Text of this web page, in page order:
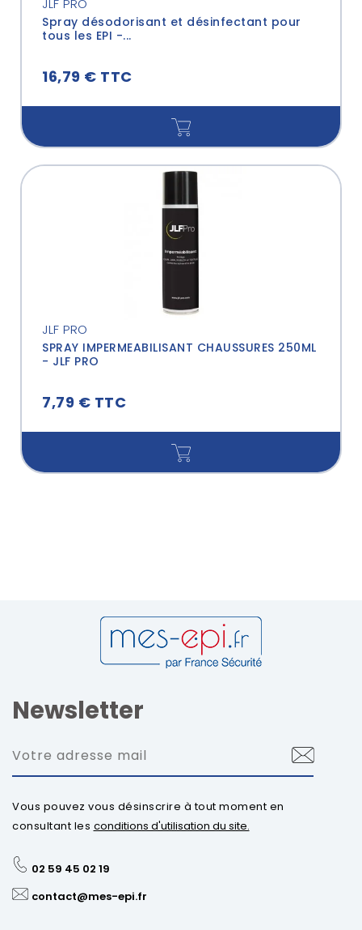
Spray désodorisant et désinfectant pour
tous les EPI -...
16,79 € TTC
JLF PRO
SPRAY IMPERMEABILISANT CHAUSSURES 250ML
- JLF PRO
7,79 € TTC
Newsletter
Vous pouvez vous désinscrire à tout moment en
consultant les conditions d'utilisation du site.
02 59 45 02 19
contact@mes-epi.fr